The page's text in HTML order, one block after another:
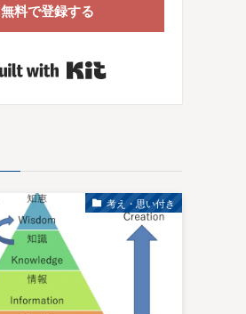
無料で登録する
考え・思い付き